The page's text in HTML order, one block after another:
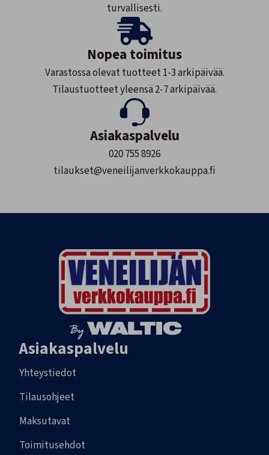
turvallisesti.
Nopea toimitus
Varastossa olevat tuotteet 1-3 arkipäivää.
Tilaustuotteet yleensä 2-7 arkipäivää.
Asiakaspalvelu
020 755 8926
tilaukset@veneilijanverkkokauppa.fi
Asiakaspalvelu
Yhteystiedot
Tilausohjeet
Maksutavat
Toimitusehdot